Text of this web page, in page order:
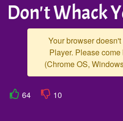
Don't Whack
Your browser
Player. Please
(Chrome OS,
64 10